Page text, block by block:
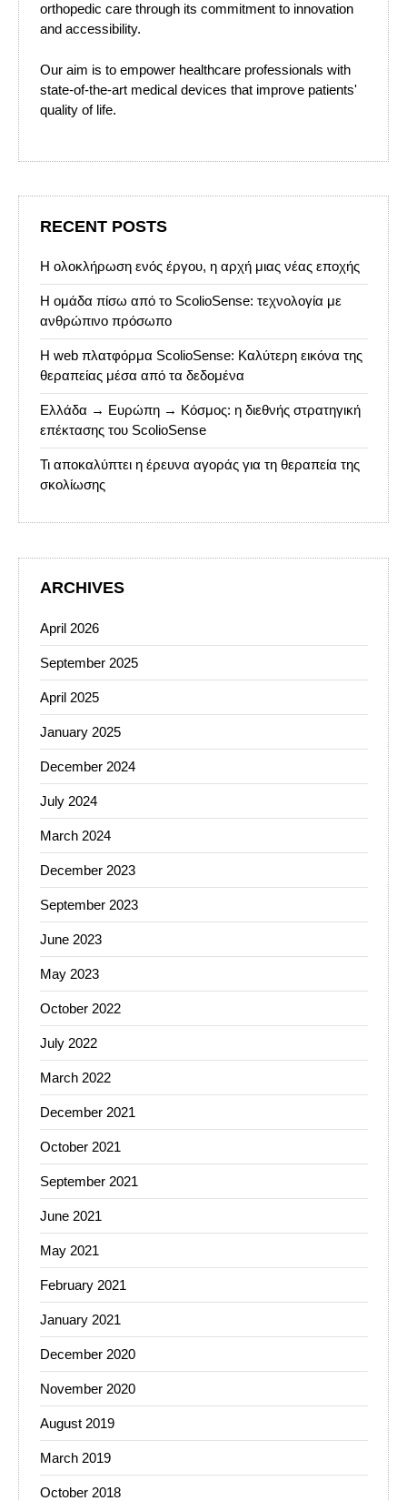
orthopedic care through its commitment to innovation
and accessibility.
Our aim is to empower healthcare professionals with
state-of-the-art medical devices that improve patients'
quality of life.
RECENT POSTS
Η ολοκλήρωση ενός έργου, η αρχή μιας νέας εποχής
Η ομάδα πίσω από το ScolioSense: τεχνολογία με
ανθρώπινο πρόσωπο
Η web πλατφόρμα ScolioSense: Καλύτερη εικόνα της
θεραπείας μέσα από τα δεδομένα
Ελλάδα → Ευρώπη → Κόσμος: η διεθνής στρατηγική
επέκτασης του ScolioSense
Τι αποκαλύπτει η έρευνα αγοράς για τη θεραπεία της
σκολίωσης
ARCHIVES
April 2026
September 2025
April 2025
January 2025
December 2024
July 2024
March 2024
December 2023
September 2023
June 2023
May 2023
October 2022
July 2022
March 2022
December 2021
October 2021
September 2021
June 2021
May 2021
February 2021
January 2021
December 2020
November 2020
August 2019
March 2019
October 2018